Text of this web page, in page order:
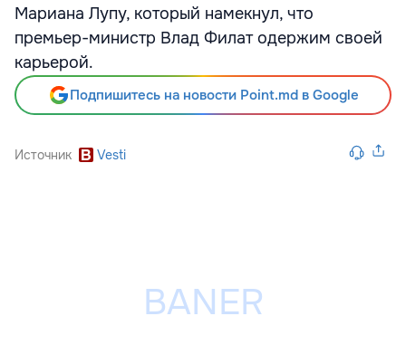
Мариана Лупу, который намекнул, что
премьер-министр Влад Филат одержим своей
карьерой.
Подпишитесь на новости Point.md в Google
Источник Vesti